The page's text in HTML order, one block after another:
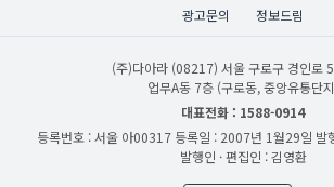
광고문의
정보드림
(주)다아라 (08217) 서울 구로구 경인로
업무A동 7층 (구로동, 중앙유통단
대표전화 : 1588-0914
등록번호 : 서울 아00317 등록일 : 2007년 1월29일 발
발행인 · 편집인 : 김영환